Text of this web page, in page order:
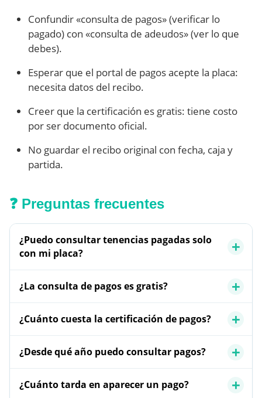
Confundir «consulta de pagos» (verificar lo
pagado) con «consulta de adeudos» (ver lo que
debes).
Esperar que el portal de pagos acepte la placa:
necesita datos del recibo.
Creer que la certificación es gratis: tiene costo
por ser documento oficial.
No guardar el recibo original con fecha, caja y
partida.
❓ Preguntas frecuentes
¿Puedo consultar tenencias pagadas solo
con mi placa?
¿La consulta de pagos es gratis?
¿Cuánto cuesta la certificación de pagos?
¿Desde qué año puedo consultar pagos?
¿Cuánto tarda en aparecer un pago?